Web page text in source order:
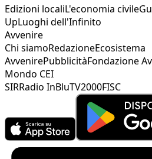
Edizioni localiL'economia civile
UpLuoghi dell'Infinito
Avvenire
Chi siamoRedazioneEcosistema
AvvenirePubblicitàFondazione
Mondo CEI
SIRRadio InBluTV2000FISC